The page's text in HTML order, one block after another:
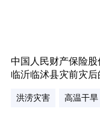
中国人民财产保险股
临沂临沭县灾前灾
洪涝灾害 高温干旱